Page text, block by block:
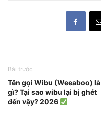
Bài trước
Tên gọi Wibu (Weeaboo) là
gì? Tại sao wibu lại bị ghét
đến vậy? 2026